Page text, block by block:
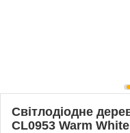
Світлодіодне
CL0953 Warm